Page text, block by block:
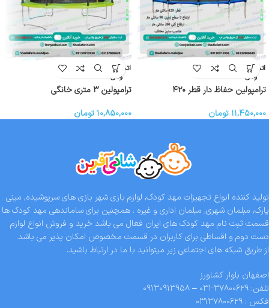
اتمام موج
ودی
ترامپولین حفاظ دار قطر ۴۲۰
۱۱,۴۵۰,۰۰۰ تومان
اتمام موج
ودی
ترامپولین ۳ متری خانگی
۱۰,۸۵۰,۰۰۰ تومان
تولید کننده انواع تجهیزات مهد کودک, لوازم بازی شهر بازی های سرپوشیده, مینی
پارک, مبلمان شهری, مبلمان اداری و غیره . همچنین برای ساماندهی مهد کودک ها
قسمت ثبت نام مهد کودک های ایران فعال می باشد خرید و فروش انواع لوازم
دست دوم و اقساطی برای کاربران در قسمت مخصوص امکان پذیر می باشد.
از طریق شبکه های اجتماعی زیر میتوانید با ما در ارتباط باشید.
اصفهان بلوار کشاورز
تلفن: ۳۷۸۰۰۶۲۹-۰۳۱ – ۰۹۱۳۰۹۱۳۹۵۸
فکس : ۰۳۱۳۷۸۰۰۶۲۹